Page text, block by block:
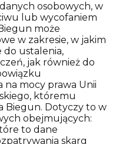
osobowych, w
lub wycofaniem
może
w zakresie, w jakim
do ustalenia,
jak również do
mocy prawa Unii
któremu
Biegun. Dotyczy to w
obejmujących:
to dane
skarg